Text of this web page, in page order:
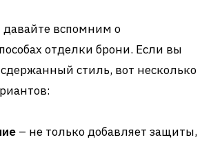
вспомним о
отделки брони. Если вы
стиль, вот несколько
– не только добавляет защиты,